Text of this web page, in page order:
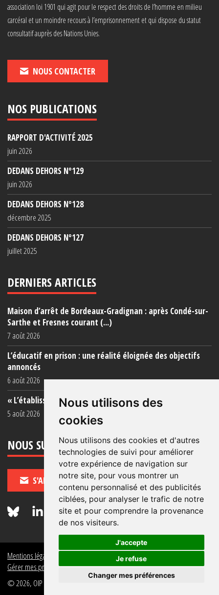
Nous utilisons des
cookies
Nous utilisons des cookies et d'autres
technologies de suivi pour améliorer
votre expérience de navigation sur
notre site, pour vous montrer un
contenu personnalisé et des publicités
ciblées, pour analyser le trafic de notre
site et pour comprendre la provenance
de nos visiteurs.
J'accepte
Je refuse
Changer mes préférences
association loi 1901 qui agit pour le respect des droits de l’homme en milieu
carcéral et un moindre recours à l’emprisonnement et qui dispose du statut
consultatif auprès des Nations Unies.
NOUS CONTACTER
NOS PUBLICATIONS
RAPPORT D'ACTIVITÉ 2025
juin 2026
DEDANS DEHORS N°129
juin 2026
DEDANS DEHORS N°128
décembre 2025
DEDANS DEHORS N°127
juillet 2025
DERNIERS ARTICLES
Maison d’arrêt de Bordeaux-Gradignan : après Condé-sur-
Sarthe et Fresnes courant (...)
7 août 2026
L’éducatif en prison : une réalité éloignée des objectifs
annoncés
6 août 2026
« L’établissement est une porcherie totale »
5 août 2026
NOUS SUIVRE
S'ABONNER
Mentions légales
Politique de données personnelles
Gérer mes préférences de données personnelles
© 2026, OIP Section FR